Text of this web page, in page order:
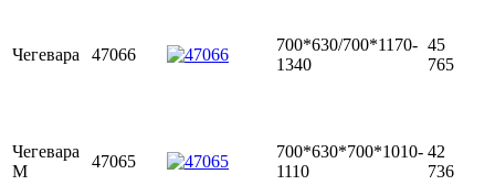
Чегевара 47066
700*630/700*1170-
1340
45
765
Чегевара
М
47065
700*630*700*1010-
1110
42
736